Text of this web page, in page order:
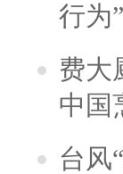
行为
费大
中国
台风